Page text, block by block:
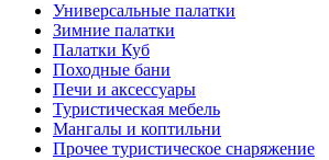
Универсальные палатки
Зимние палатки
Палатки Куб
Походные бани
Печи и аксессуары
Туристическая мебель
Мангалы и коптильни
Прочее туристическое снаряжение